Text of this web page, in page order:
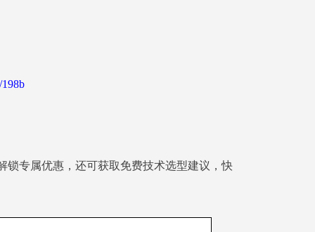
锁专属优惠，还可获取免费技术选型建议，快